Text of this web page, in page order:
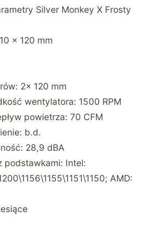
Silver Monkey X Frosty
x 120 mm
2x 120 mm
wentylatora: 1500 RPM
powietrza: 70 CFM
b.d.
28,9 dBA
podstawkami: Intel:
AMD: